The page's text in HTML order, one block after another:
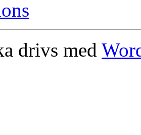
drivs med